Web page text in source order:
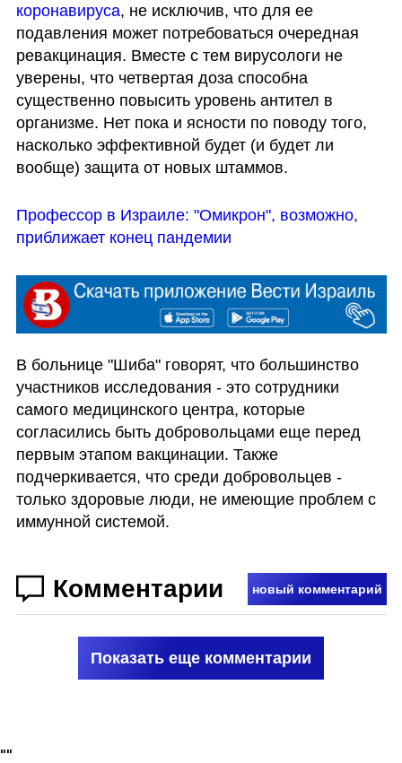
коронавируса, не исключив, что для ее
подавления может потребоваться очередная
ревакцинация. Вместе с тем вирусологи не
уверены, что четвертая доза способна
существенно повысить уровень антител в
организме. Нет пока и ясности по поводу того,
насколько эффективной будет (и будет ли
вообще) защита от новых штаммов.
Профессор в Израиле: "Омикрон", возможно,
приближает конец пандемии
В больнице "Шиба" говорят, что большинство
участников исследования - это сотрудники
самого медицинского центра, которые
согласились быть добровольцами еще перед
первым этапом вакцинации. Также
подчеркивается, что среди добровольцев -
только здоровые люди, не имеющие проблем с
иммунной системой.
Комментарии новый комментарий
Показать еще комментарии
""